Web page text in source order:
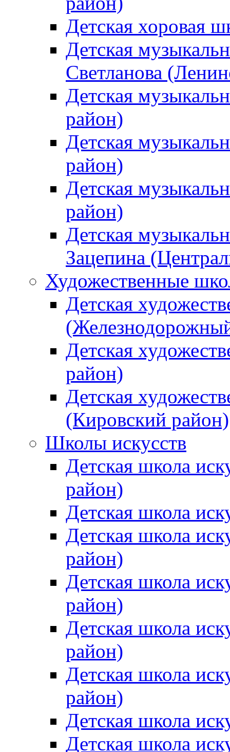
Детская хоровая
Детская
Светланова
Детская
район)
Детская
район)
Детская
район)
Детская
Зацепина
Художественные
Детская
Детская
район)
Детская
(Кировский район)
Школы искусств
Детская школа
район)
Детская школа
Детская школа
район)
Детская школа
район)
Детская школа
район)
Детская школа
район)
Детская школа
Детская школа